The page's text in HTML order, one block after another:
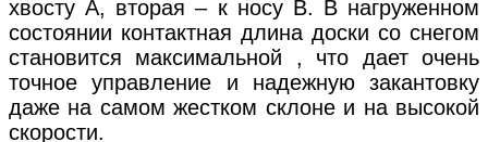
хвосту А, вторая – к носу В. В нагруженном
состоянии контактная длина доски со снегом
становится максимальной , что дает очень
точное управление и надежную закантовку
даже на самом жестком склоне и на высокой
скорости.